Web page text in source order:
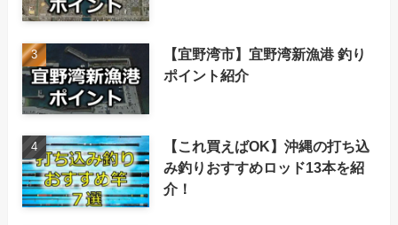
【宜野湾市】宜野湾新漁港 釣り
ポイント紹介
【これ買えばOK】沖縄の打ち込
み釣りおすすめロッド13本を紹
介！